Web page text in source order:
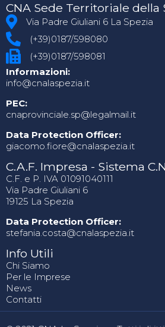
CNA Sede Territoriale della
Via Padre Giuliani 6 La Spezia
(+39)0187/598080
(+39)0187/598081
Informazioni:
info@cnalaspezia.it
PEC:
cnaprovinciale.sp@legalmail.it
Data Protection Officer:
giacomo.fiore@cnalaspezia.it
C.A.F. Impresa - Sistema
C.F. e P. IVA 01091040111
Via Padre Giuliani 6
19125 La Spezia
Data Protection Officer:
stefania.costa@cnalaspezia.it
Info Utili
Chi Siamo
Per le Imprese
News
Contatti